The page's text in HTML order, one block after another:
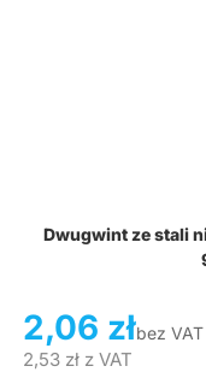
Dwugwint ze stali
2,06 złbez VAT
2,53 złz VAT